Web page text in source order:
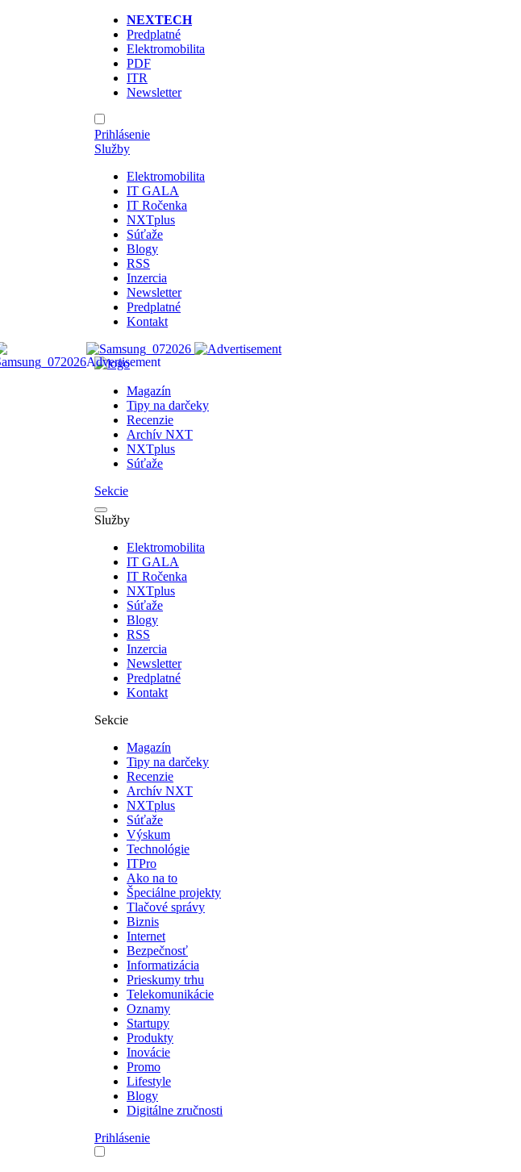
NEXTECH
Predplatné
Elektromobilita
PDF
ITR
Newsletter
Prihlásenie
Služby
Elektromobilita
IT GALA
IT Ročenka
NXTplus
Súťaže
Blogy
RSS
Inzercia
Newsletter
Predplatné
Kontakt
Magazín
Tipy na darčeky
Recenzie
Archív NXT
NXTplus
Súťaže
Sekcie
Služby
Elektromobilita
IT GALA
IT Ročenka
NXTplus
Súťaže
Blogy
RSS
Inzercia
Newsletter
Predplatné
Kontakt
Sekcie
Magazín
Tipy na darčeky
Recenzie
Archív NXT
NXTplus
Súťaže
Výskum
Technológie
ITPro
Ako na to
Špeciálne projekty
Tlačové správy
Biznis
Internet
Bezpečnosť
Informatizácia
Prieskumy trhu
Telekomunikácie
Oznamy
Startupy
Produkty
Inovácie
Promo
Lifestyle
Blogy
Digitálne zručnosti
Prihlásenie